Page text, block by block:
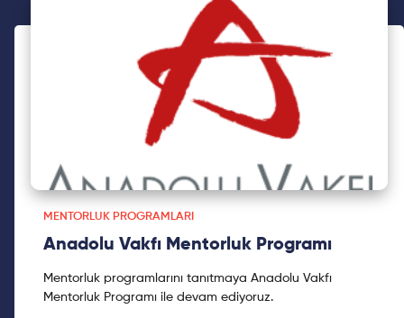
MENTORLUK PROGRAMLARI
Anadolu Vakfı Mentorluk Programı
Mentorluk programlarını tanıtmaya Anadolu Vakfı
Mentorluk Programı ile devam ediyoruz.